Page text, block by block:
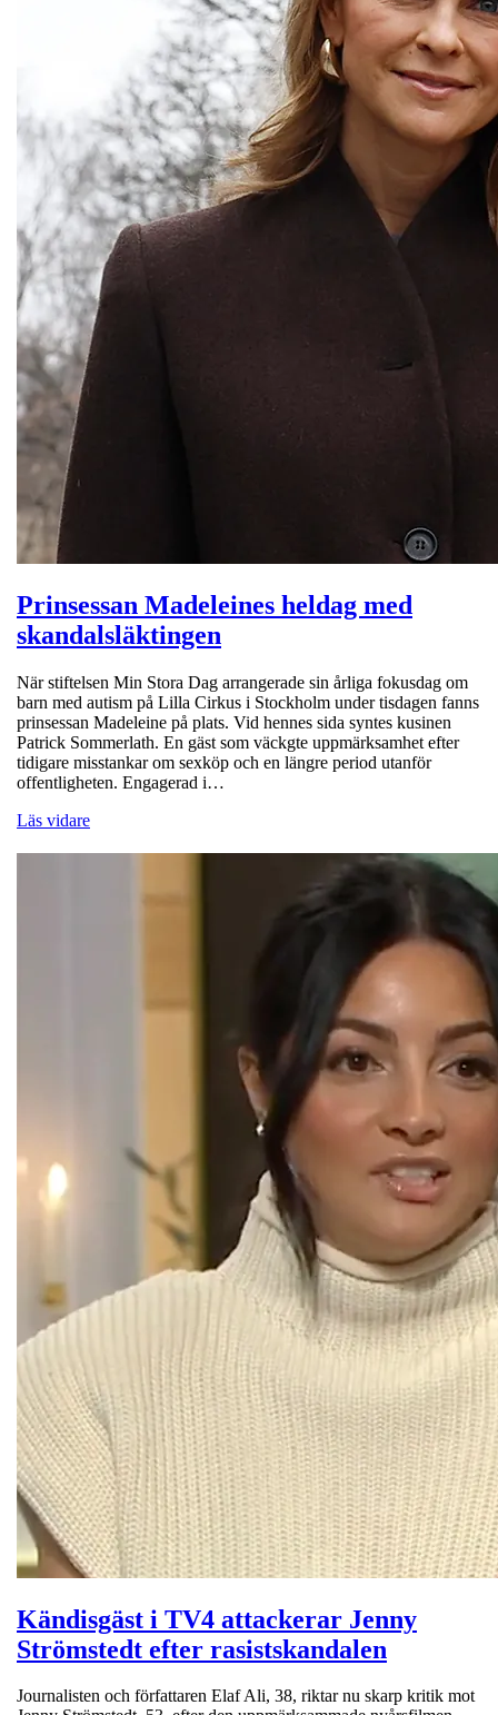
Prinsessan Madeleines heldag med
skandalsläktingen
När stiftelsen Min Stora Dag arrangerade sin årliga fokusdag om
barn med autism på Lilla Cirkus i Stockholm under tisdagen fanns
prinsessan Madeleine på plats. Vid hennes sida syntes kusinen
Patrick Sommerlath. En gäst som väckgte uppmärksamhet efter
tidigare misstankar om sexköp och en längre period utanför
offentligheten. Engagerad i…
Läs vidare
Kändisgäst i TV4 attackerar Jenny
Strömstedt efter rasistskandalen
Journalisten och författaren Elaf Ali, 38, riktar nu skarp kritik mot